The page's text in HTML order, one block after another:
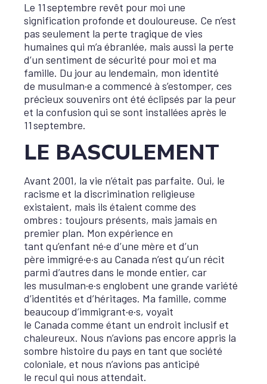
Le 11 septembre revêt pour moi une
signification profonde et douloureuse. Ce n’est
pas seulement la perte tragique de vies
humaines qui m’a ébranlée, mais aussi la perte
d’un sentiment de sécurité pour moi et ma
famille. Du jour au lendemain, mon identité
de musulman·e a commencé à s’estomper, ces
précieux souvenirs ont été éclipsés par la peur
et la confusion qui se sont installées après le
11 septembre.
LE BASCULEMENT
Avant 2001, la vie n’était pas parfaite. Oui, le
racisme et la discrimination religieuse
existaient, mais ils étaient comme des
ombres : toujours présents, mais jamais en
premier plan. Mon expérience en
tant qu’enfant né·e d’une mère et d’un
père immigré·e·s au Canada n’est qu’un récit
parmi d’autres dans le monde entier, car
les musulman·e·s englobent une grande variété
d’identités et d’héritages. Ma famille, comme
beaucoup d’immigrant·e·s, voyait
le Canada comme étant un endroit inclusif et
chaleureux. Nous n’avions pas encore appris la
sombre histoire du pays en tant que société
coloniale, et nous n’avions pas anticipé
le recul qui nous attendait.